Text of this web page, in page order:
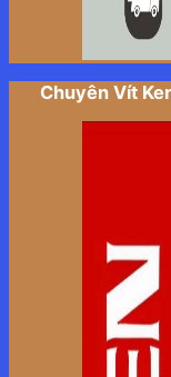
Chuyên Vít